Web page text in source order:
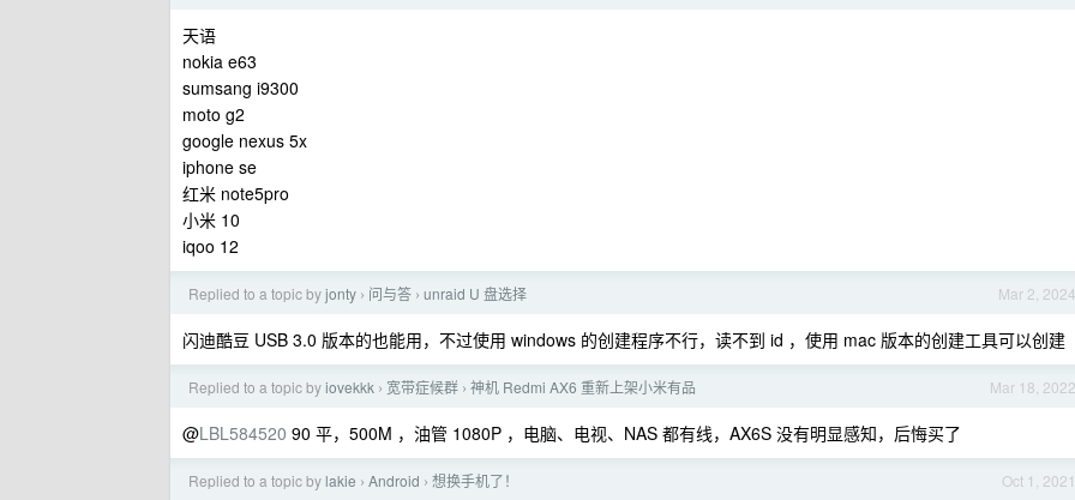
天语
nokia e63
sumsang i9300
moto g2
google nexus 5x
iphone se
红米 note5pro
小米 10
iqoo 12
Mar 2, 2024
Replied to a topic byjonty › 问与答 › unraid U 盘选择
闪迪酷豆 USB 3.0 版本的也能用，不过使用 windows 的创建程序不行，读不到 id ，使用 mac 版本的创建工具可以创建
Mar 18, 2022
Replied to a topic byiovekkk › 宽带症候群 › 神机 Redmi AX6 重新上架小米有品
@LBL584520 90 平，500M ，油管 1080P ，电脑、电视、NAS 都有线，AX6S 没有明显感知，后悔买了
Oct 1, 2021
Replied to a topic by lakie › Android › 想换手机了！